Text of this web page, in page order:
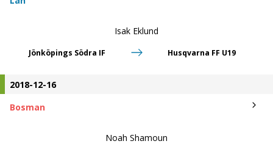
Isak Eklund
Jönköpings Södra IF Husqvarna FF U19
2018-12-16
Bosman
Noah Shamoun